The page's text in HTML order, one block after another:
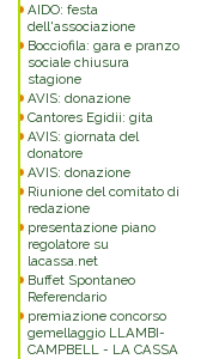
AIDO: festa
dell'associazione
Bocciofila: gara e pranzo
sociale chiusura
stagione
AVIS: donazione
Cantores Egidii: gita
AVIS: giornata del
donatore
AVIS: donazione
Riunione del comitato di
redazione
presentazione piano
regolatore su
lacassa.net
Buffet Spontaneo
Referendario
premiazione concorso
gemellaggio LLAMBI-
CAMPBELL - LA CASSA